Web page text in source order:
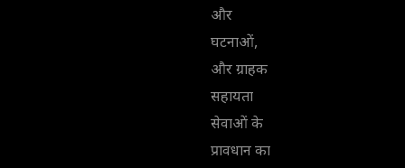
और
घटनाओं,
और ग्राहक
सहायता
सेवाओं के
प्रावधान का